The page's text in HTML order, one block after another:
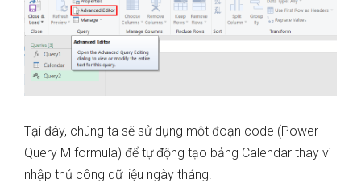
Tại đây, chúng ta sẽ sử dụng một đoạn code (Power
Query M formula) để tự động tạo bảng Calendar thay vì
nhập thủ công dữ liệu ngày tháng.